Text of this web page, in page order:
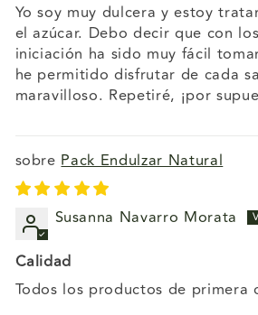
Yo soy muy dulcera y estoy
el azúcar. Debo decir que con
iniciación ha sido muy fácil
he permitido disfrutar de cada
maravilloso. Repetiré, ¡por
Pack Endulzar Natural
Susanna Navarro Morata
Calidad
Todos los productos de primera